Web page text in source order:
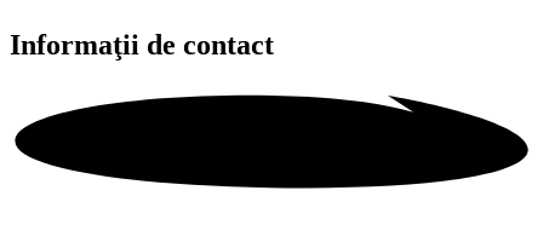
Informaţii de contact